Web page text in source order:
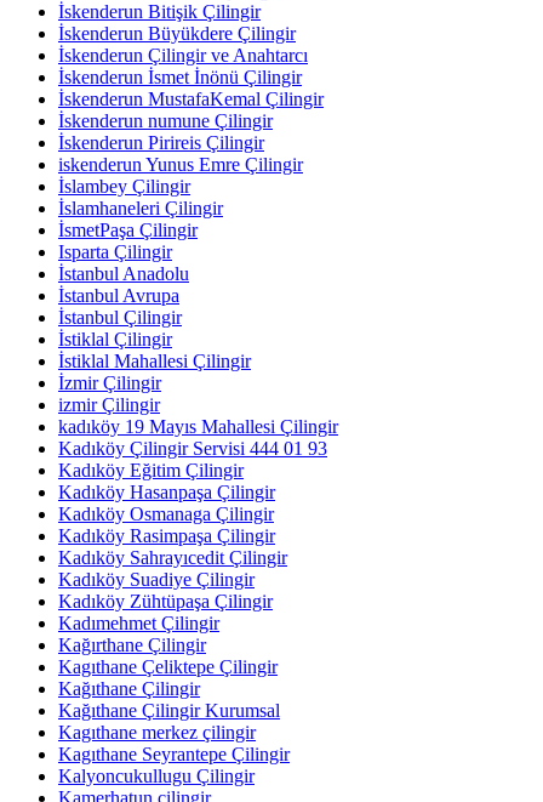
İskenderun Bitişik Çilingir
İskenderun Büyükdere Çilingir
İskenderun Çilingir ve Anahtarcı
İskenderun İsmet İnönü Çilingir
İskenderun MustafaKemal Çilingir
İskenderun numune Çilingir
İskenderun Pirireis Çilingir
iskenderun Yunus Emre Çilingir
İslambey Çilingir
İslamhaneleri Çilingir
İsmetPaşa Çilingir
Isparta Çilingir
İstanbul Anadolu
İstanbul Avrupa
İstanbul Çilingir
İstiklal Çilingir
İstiklal Mahallesi Çilingir
İzmir Çilingir
izmir Çilingir
kadıköy 19 Mayıs Mahallesi Çilingir
Kadıköy Çilingir Servisi 444 01 93
Kadıköy Eğitim Çilingir
Kadıköy Hasanpaşa Çilingir
Kadıköy Osmanaga Çilingir
Kadıköy Rasimpaşa Çilingir
Kadıköy Sahrayıcedit Çilingir
Kadıköy Suadiye Çilingir
Kadıköy Zühtüpaşa Çilingir
Kadımehmet Çilingir
Kağırthane Çilingir
Kagıthane Çeliktepe Çilingir
Kağıthane Çilingir
Kağıthane Çilingir Kurumsal
Kagıthane merkez çilingir
Kagıthane Seyrantepe Çilingir
Kalyoncukullugu Çilingir
Kamerhatun çilingir